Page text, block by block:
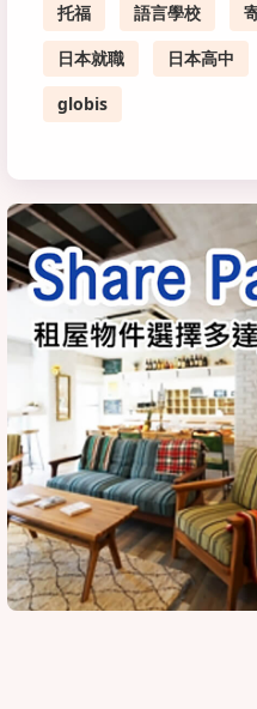
托福
語言學校
日本就職
日本高中
globis